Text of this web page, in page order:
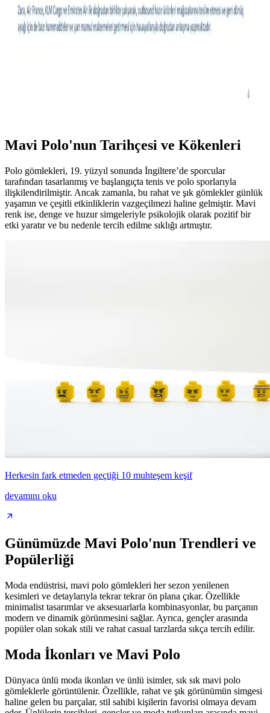
Kot pantolon seçiminde vücut tipi, ayakkabı uyumu ve stil
önceliklidir. Slim taper ince baldırlar için idealken, geniş paça farklı
tarz ve vücut tiplerine hitap eder. Düz kesimler zamansızdır.
Mavi Polo'nun Tarihçesi ve Kökenleri
Polo gömlekleri, 19. yüzyıl sonunda İngiltere’de sporcular
tarafından tasarlanmış ve başlangıçta tenis ve polo sporlarıyla
ilişkilendirilmiştir. Ancak zamanla, bu rahat ve şık gömlekler günlük
yaşamın ve çeşitli etkinliklerin vazgeçilmezi haline gelmiştir. Mavi
renk ise, denge ve huzur simgeleriyle psikolojik olarak pozitif bir
etki yaratır ve bu nedenle tercih edilme sıklığı artmıştır.
Herkesin fark etmeden geçtiği 10 muhteşem keşif
devamını oku
Günümüzde Mavi Polo'nun Trendleri ve
Popülerliği
Moda endüstrisi, mavi polo gömlekleri her sezon yenilenen
kesimleri ve detaylarıyla tekrar tekrar ön plana çıkar. Özellikle
minimalist tasarımlar ve aksesuarlarla kombinasyonlar, bu parçanın
modern ve dinamik görünmesini sağlar. Ayrıca, gençler arasında
popüler olan sokak stili ve rahat casual tarzlarda sıkça tercih edilir.
Moda İkonları ve Mavi Polo
Dünyaca ünlü moda ikonları ve ünlü isimler, sık sık mavi polo
gömleklerle görüntülenir. Özellikle, rahat ve şık görünümün simgesi
haline gelen bu parçalar, stil sahibi kişilerin favorisi olmaya devam